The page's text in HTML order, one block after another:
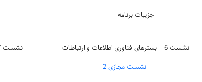
جزییات برنامه
نشست 6 – بسترهای فناوری اطلاعات و ارتباطات
نشست مجازی 2
نشست 7 – شبکه های عصبی و یادگیری ماشین